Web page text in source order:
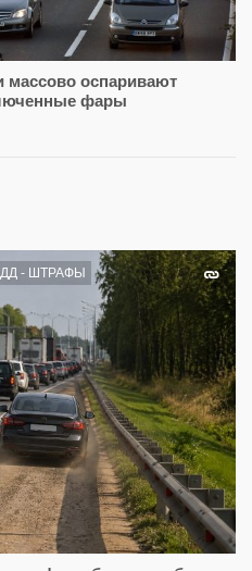
массово оспаривают
фары
- ШТРАФЫ